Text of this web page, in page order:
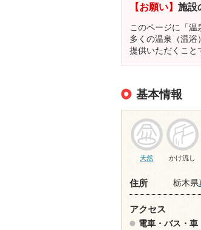
【お願い】 施設
このページに「温
多くの温泉（温浴
提供いただくこと
基本情報
天然 かけ流し
住所 栃木県
アクセス
電車・バス・車